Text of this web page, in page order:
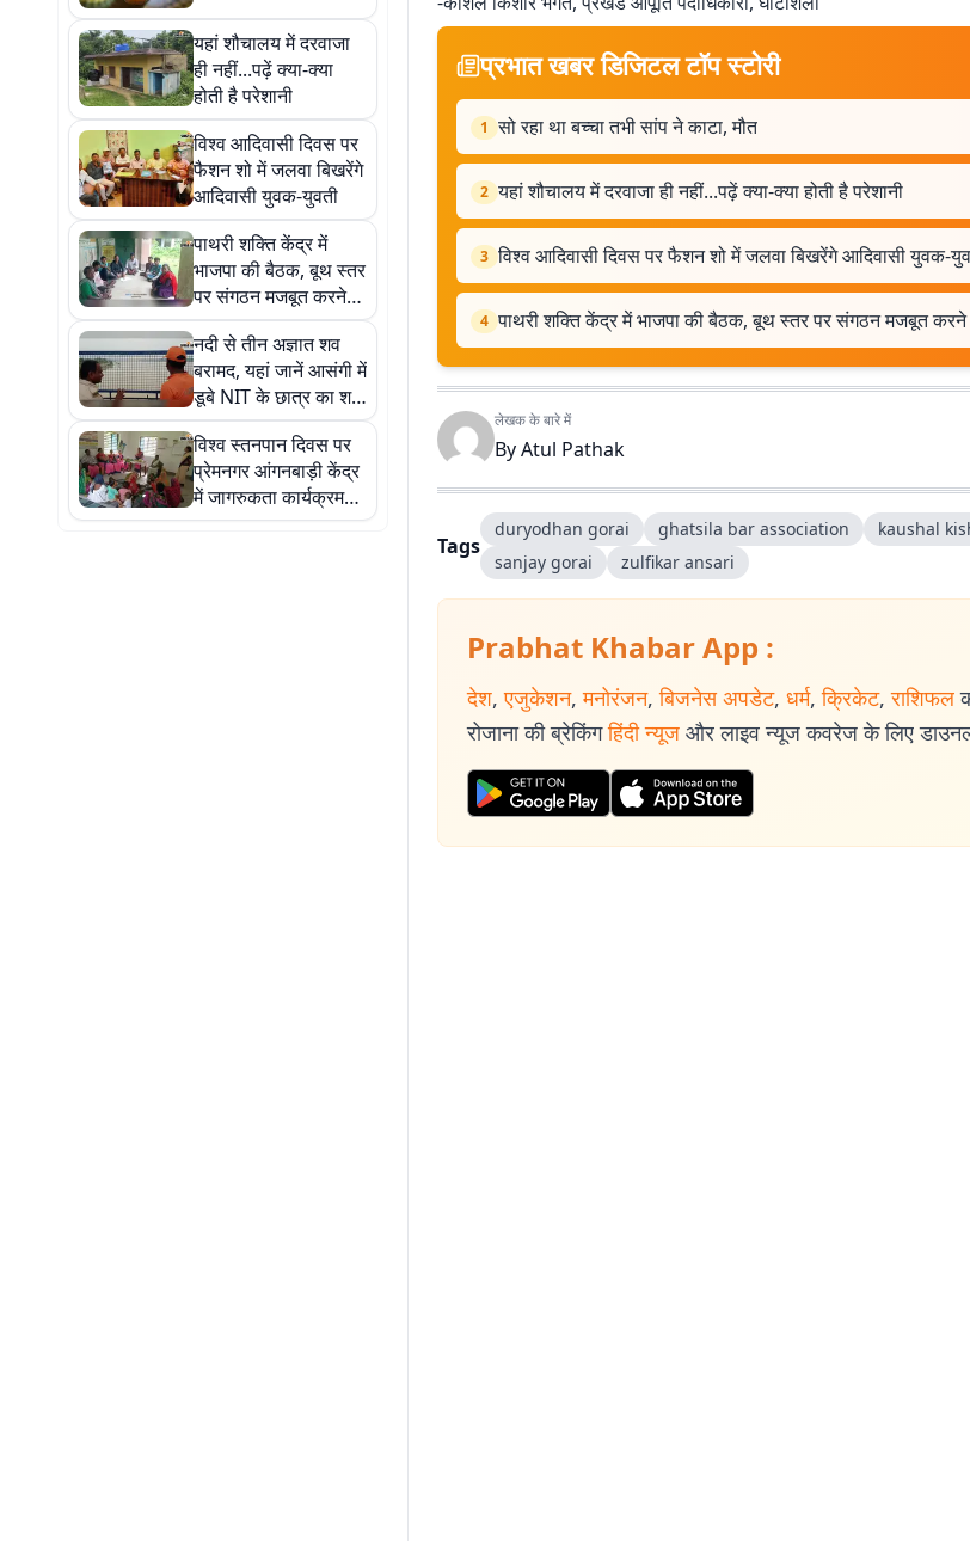
यहां शौचालय में दरवाजा
ही नहीं...पढ़ें क्या-क्या
होती है परेशानी
विश्व आदिवासी दिवस पर
फैशन शो में जलवा बिखरेंगे
आदिवासी युवक-युवती
पाथरी शक्ति केंद्र में
भाजपा की बैठक, बूथ स्तर
पर संगठन मजबूत करने
पर जोर
नदी से तीन अज्ञात शव
बरामद, यहां जानें आसंगी में
डूबे NIT के छात्र का शव
मिला या नहीं
विश्व स्तनपान दिवस पर
प्रेमनगर आंगनबाड़ी केंद्र
में जागरुकता कार्यक्रम
आयोजित
प्रभात खबर डिजिटल टॉप स्टोरी
1 सो रहा था बच्चा तभी सांप ने काटा, मौत
2 यहां शौचालय में दरवाजा ही नहीं...पढ़ें क्या-क्या होती है परेशानी
3 विश्व आदिवासी दिवस पर फैशन शो में जलवा बिखरेंगे आदिवासी युवक-
4 पाथरी शक्ति केंद्र में भाजपा की बैठक, बूथ स्तर पर संगठन मजबूत करने
लेखक के बारे में
ByAtul Pathak
Tags
duryodhan gorai ghatsila bar association
kaushal
sanjay gorai
zulfikar ansari
Prabhat Khabar App :
देश, एजुकेशन, मनोरंजन, बिजनेस अपडेट, धर्म, क्रिकेट, राशिफल
रोजाना की ब्रेकिंग हिंदी न्यूज और लाइव न्यूज कवरेज के लिए